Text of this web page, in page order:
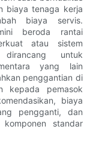
biaya tenaga kerja
biaya servis.
beroda rantai
atau sistem
untuk
yang lain
penggantian di
kepada pemasok
biaya
pengganti, dan
standar